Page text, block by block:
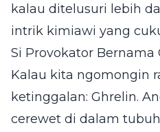
kalau ditelusuri lebih
intrik kimiawi yang
Si Provokator Bernama
Kalau kita ngomongin
ketinggalan: Ghrelin.
cerewet di dalam